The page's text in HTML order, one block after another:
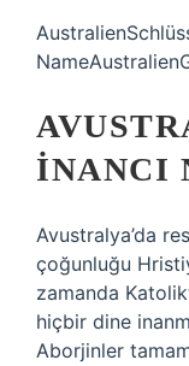
INANCI
Avustralya’da
çoğunluğu
zamanda
hiçbir dine
Aborjinler